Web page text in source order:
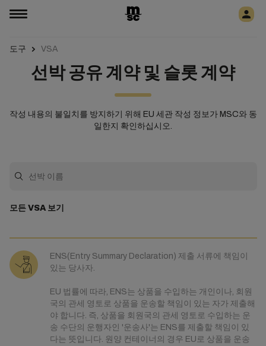
도구 VSA
선박 공유 계약 및 슬롯 계약
작성 내용의 불일치를 방지하기 위해 EU 세관 작성 정보가 MSC와 동
일한지 확인하십시오.
모든 VSA 보기
ENS(Entry Summary Declaration) 제출 서류에 책임이
있는 당사자.
EU 법률에 따라, ENS는 상품을 수입하는 개인이나, 회원
국의 관세 영토로 상품을 운송할 책임이 있는 자가 제출해
야 합니다. 즉, 상품을 회원국의 관세 영토로 수입하는 운
송 수단의 운행자인 '운송사'는 ENS를 제출할 책임이 있
다는 뜻입니다. 원양 컨테이너의 경우 EU로 상품을 운송